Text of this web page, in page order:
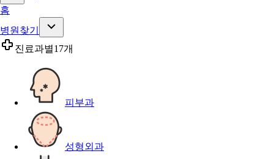
홈
병원찾기
진료과별17개
피부과
성형외과